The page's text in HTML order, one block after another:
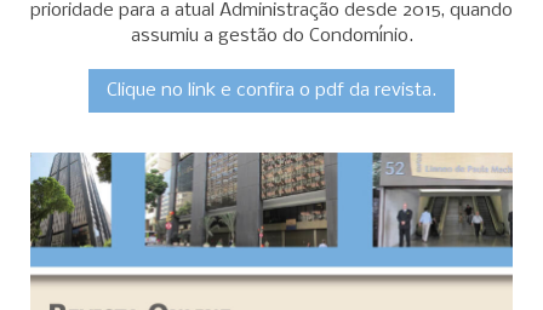
prioridade para a atual Administração desde 2015, quando
assumiu a gestão do Condomínio.
Clique no link e confira o pdf da revista.